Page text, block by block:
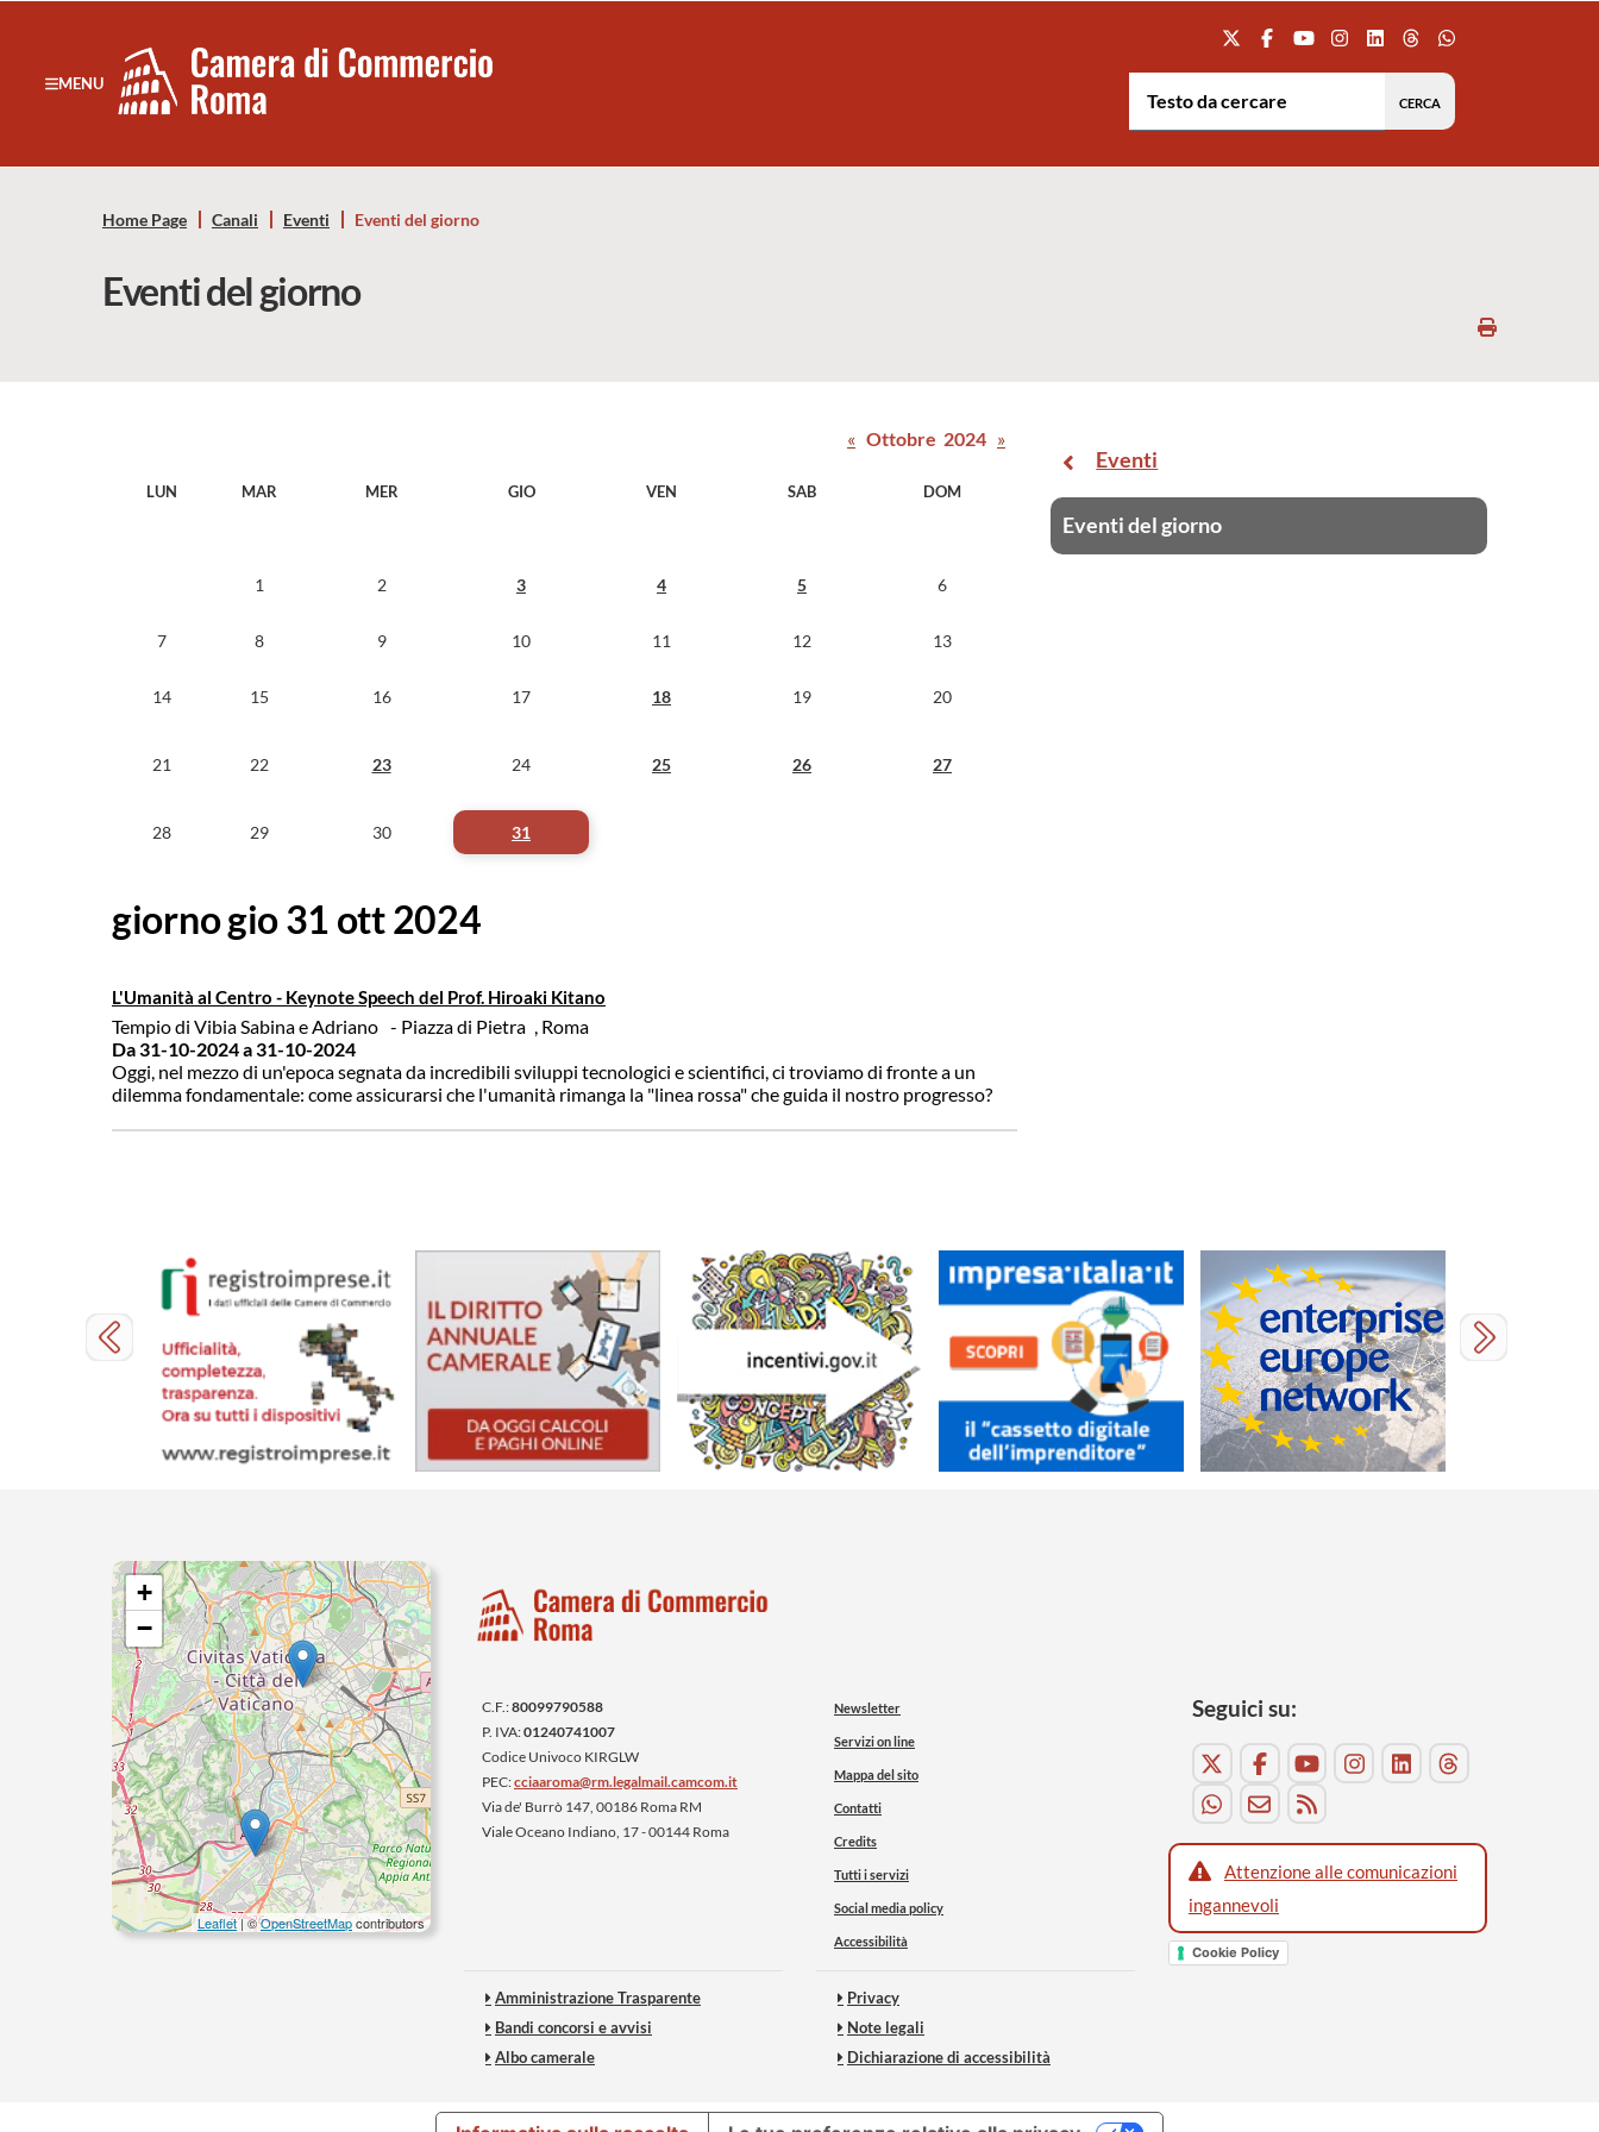
Notizie in primo piano
Banner servizi
MENU
Camera
Commercio
di
Roma
Roma
Testo da cercare:
Home Page Canali Eventi Eventi del giorno
Eventi del giorno
LUN MAR MER GIO VEN SAB DOM
1 2 3 4 5 6
7 8 9 10 11 12 13
14 15 16 17 18 19 20
21 22 23 24 25 26 27
28 29 30 31
« Ottobre 2024 »
giorno gio 31 ott 2024
L'Umanità al Centro - Keynote Speech del Prof. Hiroaki Kitano
Tempio di Vibia Sabina e Adriano - Piazza di Pietra
, Roma
Da 31-10-2024a 31-10-2024
Oggi, nel mezzo di un'epoca segnata da incredibili sviluppi tecnologici e scientifici, ci troviamo di fronte a un
dilemma fondamentale: come assicurarsi che l'umanità rimanga la "linea rossa" che guida il nostro progresso?
Eventi
Eventi del giorno
+
−
Leaflet| ©OpenStreetMapcontributors
C.F.:80099790588
P. IVA:01240741007
Codice Univoco KIRGLW
PEC:cciaaroma@rm.legalmail.camcom.it
Via de' Burrò 147, 00186 Roma RM
Viale Oceano Indiano, 17 - 00144 Roma
Newsletter
Servizi on line
Mappa del sito
Contatti
Credits
Tutti i servizi
Social media policy
Accessibilità
Seguici su:
Attenzione alle comunicazioni
ingannevoli
Cookie Policy
Amministrazione Trasparente
Bandi concorsi e avvisi
Albo camerale
Privacy
Note legali
Dichiarazione di accessibilità